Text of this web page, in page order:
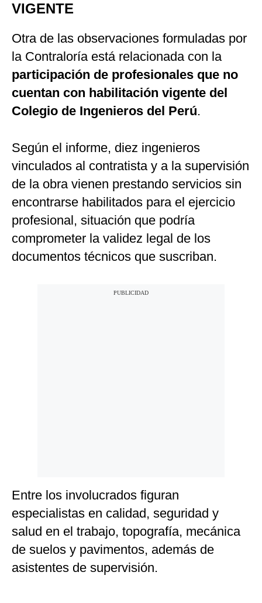
VIGENTE
Otra de las observaciones formuladas por
la Contraloría está relacionada con la
participación de profesionales que no
cuentan con habilitación vigente del
Colegio de Ingenieros del Perú.
Según el informe, diez ingenieros
vinculados al contratista y a la supervisión
de la obra vienen prestando servicios sin
encontrarse habilitados para el ejercicio
profesional, situación que podría
comprometer la validez legal de los
documentos técnicos que suscriban.
Entre los involucrados figuran
especialistas en calidad, seguridad y
salud en el trabajo, topografía, mecánica
de suelos y pavimentos, además de
asistentes de supervisión.